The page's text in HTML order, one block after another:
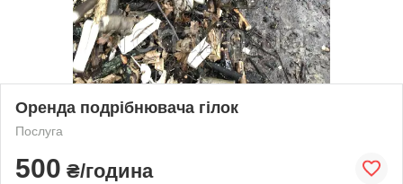
Оренда подрібнювача гілок
Послуга
500 ₴/година